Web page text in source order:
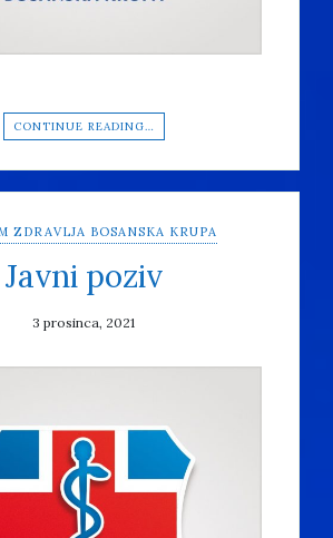
CONTINUE READING…
ZDRAVLJA BOSANSKA KRUPA
Javni poziv
3 prosinca, 2021